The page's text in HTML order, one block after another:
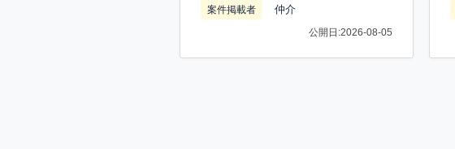
案件掲載者 仲介
公開日:2026-08-05